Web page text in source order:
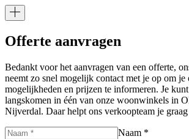
Offerte aanvragen
Bedankt voor het aanvragen van een offerte,
neemt zo snel mogelijk contact met je op om je
mogelijkheden en prijzen te informeren. Je
langskomen in één van onze woonwinkels in
Nijverdal. Daar helpt ons verkoopteam je graag
Naam *